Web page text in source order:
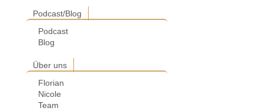
Podcast/Blog
Podcast
Blog
Über uns
Florian
Nicole
Team